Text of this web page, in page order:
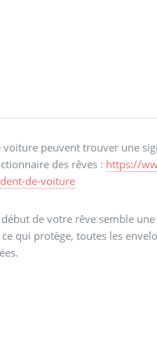
voiture peuvent trouver une
des rêves : https://
de-voiture
de votre rêve semble
qui protège, toutes les